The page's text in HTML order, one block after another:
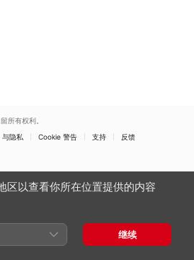
所有权利。
隐私 Cookie 警告 支持 反馈
区以查看你所在位置提供的内容
继续